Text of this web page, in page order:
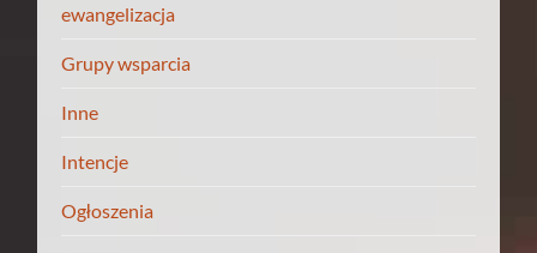
ewangelizacja
Grupy wsparcia
Inne
Intencje
Ogłoszenia